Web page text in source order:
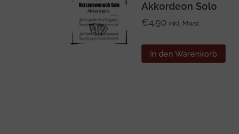
Akkordeon Solo
€4.90 inkl. Mwst
In den Warenkorb